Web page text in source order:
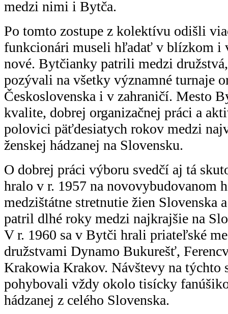
medzi nimi i Bytča.
Po tomto zostupe z kolektívu odišli
funkcionári museli hľadať v blízkom i
nové. Bytčianky patrili medzi
pozývali na všetky významné turnaje
Československa i v zahraničí. Mesto
kvalite, dobrej organizačnej práci a
polovici päťdesiatych rokov medzi
ženskej hádzanej na Slovensku.
O dobrej práci výboru svedčí aj tá
hralo v r. 1957 na novovybudovanom
medzištátne stretnutie žien Slovenska
patril dlhé roky medzi najkrajšie na
V r. 1960 sa v Bytči hrali priateľské
družstvami Dynamo Bukurešť,
Krakowia Krakov. Návštevy na týchto
pohybovali vždy okolo tisícky
hádzanej z celého Slovenska.